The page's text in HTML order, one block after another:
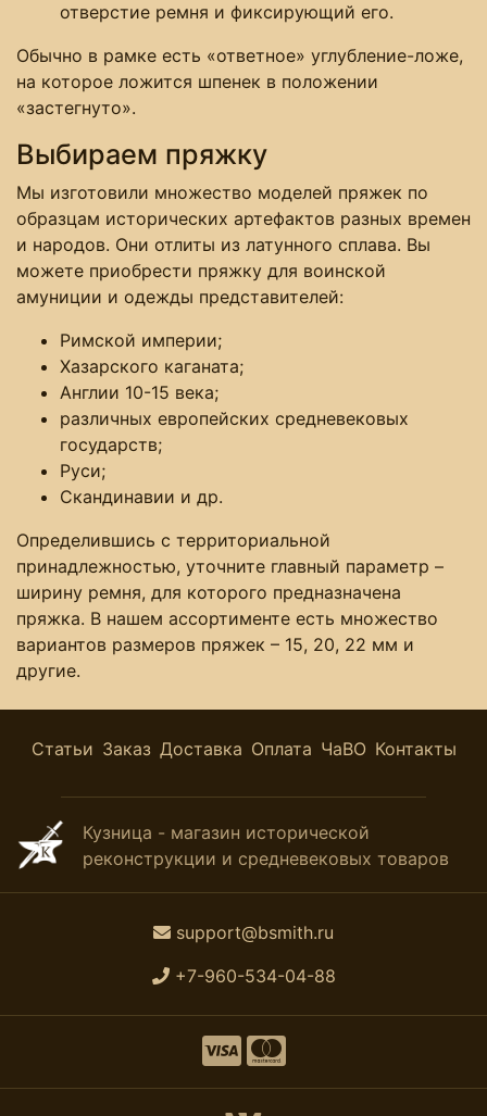
отверстие ремня и фиксирующий его.
Обычно в рамке есть «ответное» углубление-ложе,
на которое ложится шпенек в положении
«застегнуто».
Выбираем пряжку
Мы изготовили множество моделей пряжек по
образцам исторических артефактов разных времен
и народов. Они отлиты из латунного сплава. Вы
можете приобрести пряжку для воинской
амуниции и одежды представителей:
Римской империи;
Хазарского каганата;
Англии 10-15 века;
различных европейских средневековых
государств;
Руси;
Скандинавии и др.
Определившись с территориальной
принадлежностью, уточните главный параметр –
ширину ремня, для которого предназначена
пряжка. В нашем ассортименте есть множество
вариантов размеров пряжек – 15, 20, 22 мм и
другие.
Статьи Заказ Доставка Оплата ЧаВО Контакты
Кузница - магазин исторической
реконструкции и средневековых товаров
support@bsmith.ru
+7-960-534-04-88